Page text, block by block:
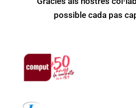
possible cada pas